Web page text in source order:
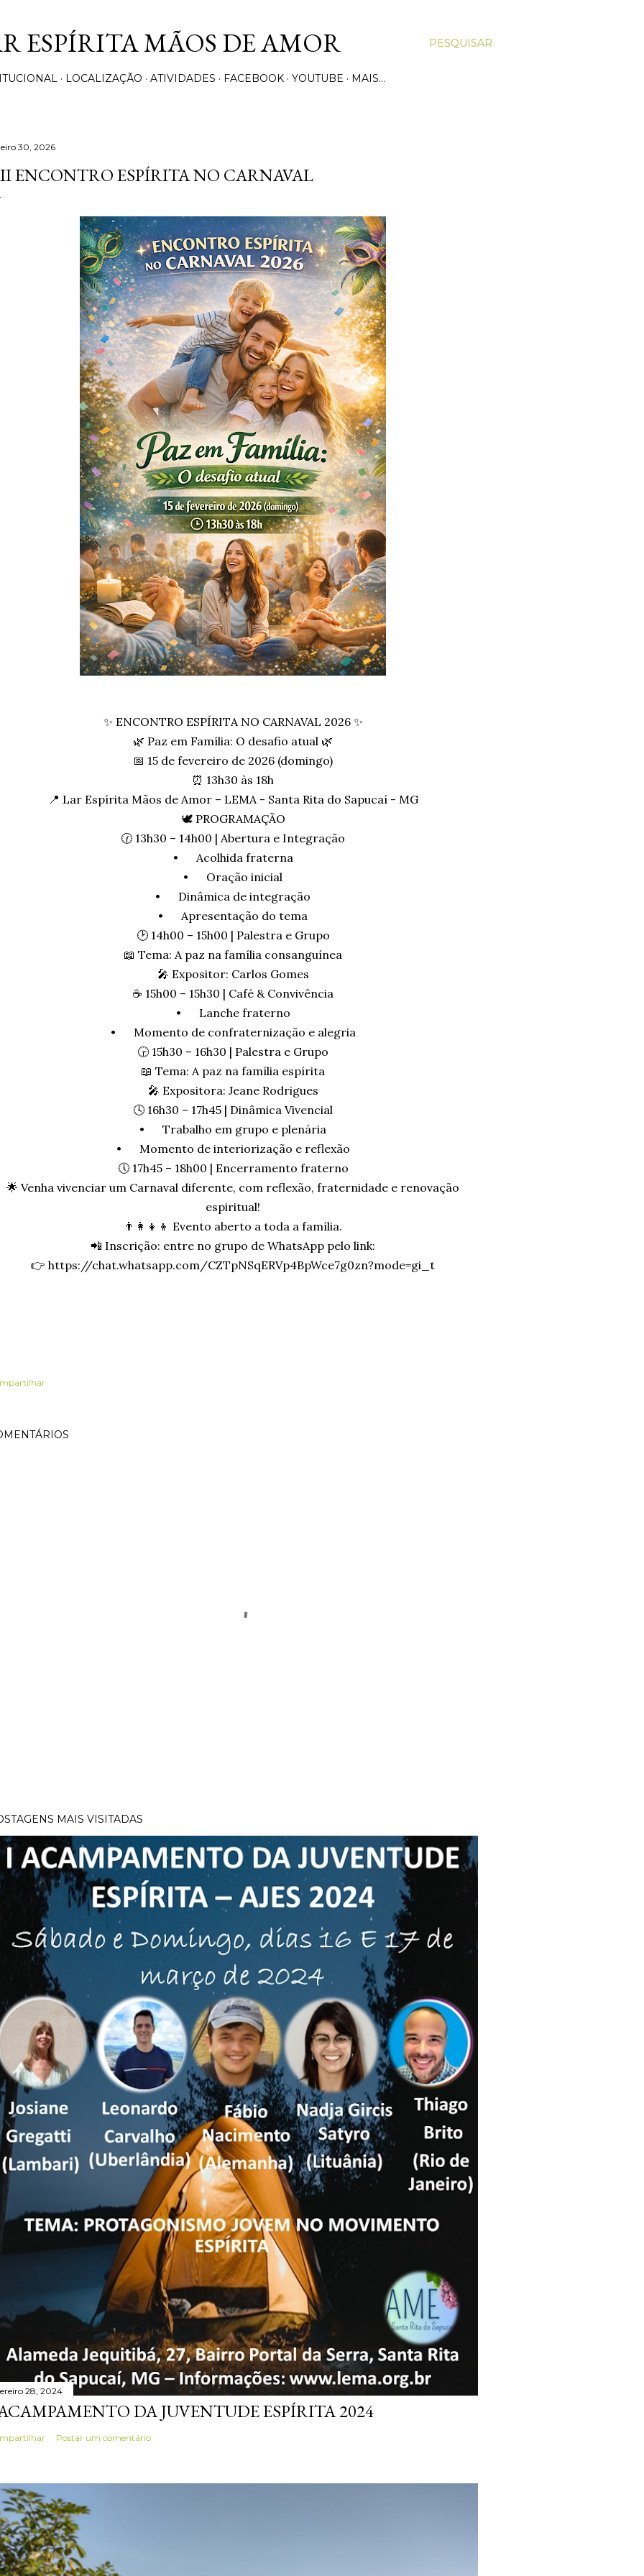
PESQUISAR
ESPÍRITA MÃOS DE AMOR
LOCALIZAÇÃO ATIVIDADES FACEBOOK YOUTUBE MAIS…
30, 2026
ENCONTRO ESPÍRITA NO CARNAVAL
✨ ENCONTRO ESPÍRITA NO CARNAVAL 2026 ✨
🌿 Paz em Família: O desafio atual 🌿
📅 15 de fevereiro de 2026 (domingo)
⏰ 13h30 às 18h
📍 Lar Espírita Mãos de Amor – LEMA - Santa Rita do Sapucaí - MG
🕊️ PROGRAMAÇÃO
🕜 13h30 – 14h00 | Abertura e Integração
•
Acolhida fraterna
•
Oração inicial
•
Dinâmica de integração
•
Apresentação do tema
🕑 14h00 – 15h00 | Palestra e Grupo
📖 Tema: A paz na família consanguínea
🎤 Expositor: Carlos Gomes
☕ 15h00 – 15h30 | Café & Convivência
•
Lanche fraterno
•
Momento de confraternização e alegria
🕞 15h30 – 16h30 | Palestra e Grupo
📖 Tema: A paz na família espírita
🎤 Expositora: Jeane Rodrigues
🕓 16h30 – 17h45 | Dinâmica Vivencial
•
Trabalho em grupo e plenária
•
Momento de interiorização e reflexão
🕔 17h45 – 18h00 | Encerramento fraterno
🌟 Venha vivenciar um Carnaval diferente, com reflexão, fraternidade e renovação
espiritual!
👨‍👩‍👧‍👦 Evento aberto a toda a família.
📲 Inscrição: entre no grupo de WhatsApp pelo link:
👉 https://chat.whatsapp.com/CZTpNSqERVp4BpWce7g0zn?mode=gi_t
MAIS VISITADAS
28, 2024
DA JUVENTUDE ESPÍRITA 2024
Postar um comentário